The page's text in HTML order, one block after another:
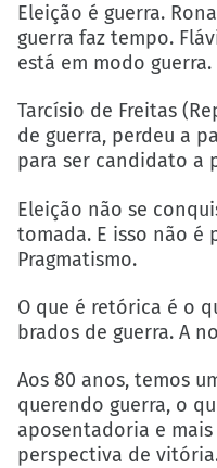
Eleição é guerra.
guerra faz tempo.
está em modo guerra.
Tarcísio de Freitas
de guerra, perdeu a
para ser candidato a
Eleição não se
tomada. E isso não é
Pragmatismo.
O que é retórica é o
brados de guerra. A
Aos 80 anos, temos
querendo guerra, o
aposentadoria e
perspectiva de